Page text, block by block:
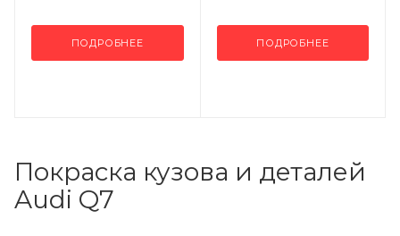
ПОДРОБНЕЕ ПОДРОБНЕЕ
Покраска кузова и деталей
Audi Q7